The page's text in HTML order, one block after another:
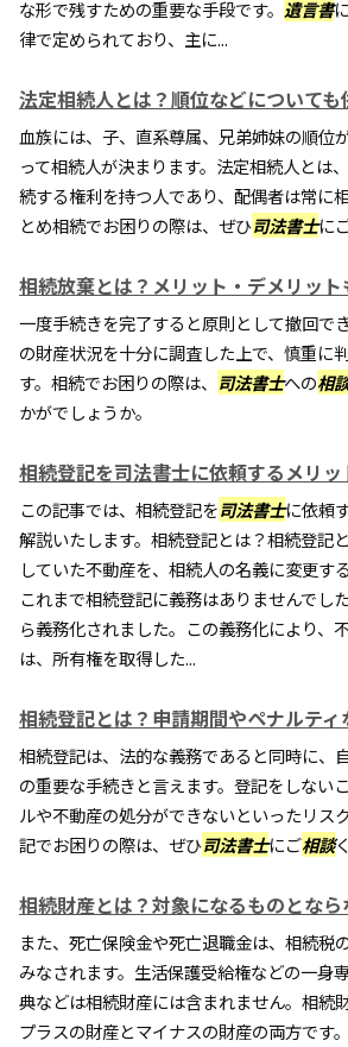
な形で残すための重要な手段です。 遺言書
律で定められており、主に...
法定相続人とは？順位などについても
血族には、子、直系尊属、兄弟姉妹の順位
って相続人が決まります。法定相続人とは
続する権利を持つ人であり、配偶者は常に
とめ相続でお困りの際は、ぜひ司法書士に
相続放棄とは？メリット・デメリット
一度手続きを完了すると原則として撤回で
の財産状況を十分に調査した上で、慎重に
す。相続でお困りの際は、 司法書士への相
かがでしょうか。
相続登記を司法書士に依頼するメリッ
この記事では、相続登記を司法書士に依頼
解説いたします。相続登記とは？相続登記
していた不動産を、相続人の名義に変更す
これまで相続登記に義務はありませんでし
ら義務化されました。この義務化により、
は、所有権を取得した...
相続登記とは？申請期間やペナルテ
相続登記は、法的な義務であると同時に、
の重要な手続きと言えます。登記をしない
ルや不動産の処分ができないといったリス
記でお困りの際は、ぜひ司法書士にご相談
相続財産とは？対象になるものとなら
また、死亡保険金や死亡退職金は、相続税
みなされます。生活保護受給権などの一身
典などは相続財産には含まれません。相続
プラスの財産とマイナスの財産の両方です